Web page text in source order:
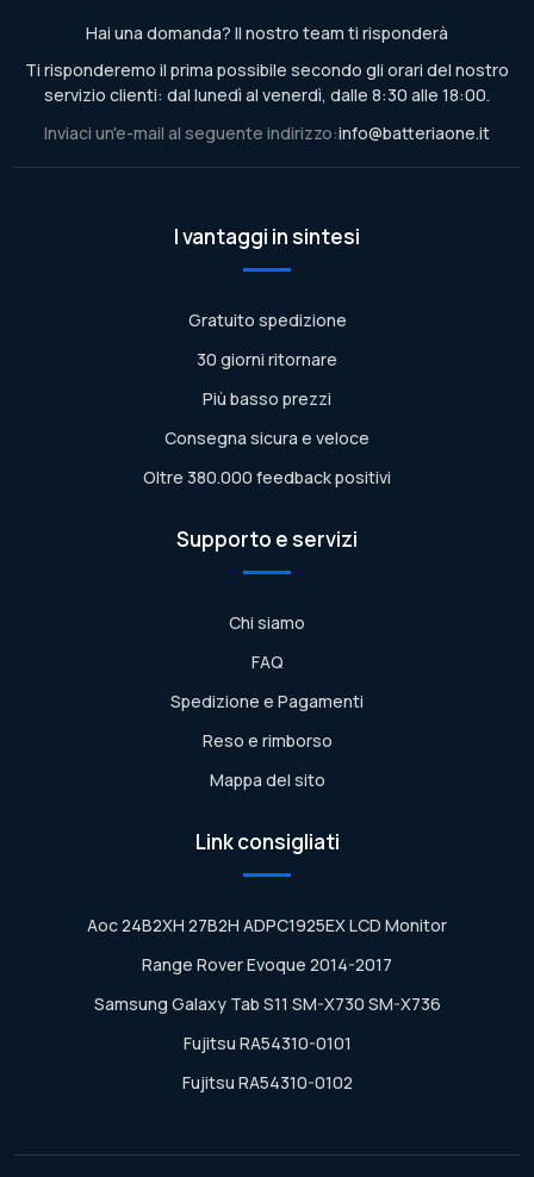
Hai una domanda? Il nostro team ti risponderà
Ti risponderemo il prima possibile secondo gli orari del nostro
servizio clienti: dal lunedì al venerdì, dalle 8:30 alle 18:00.
Inviaci un'e-mail al seguente indirizzo:info@batteriaone.it
I vantaggi in sintesi
Gratuito spedizione
30 giorni ritornare
Più basso prezzi
Consegna sicura e veloce
Oltre 380.000 feedback positivi
Supporto e servizi
Chi siamo
FAQ
Spedizione e Pagamenti
Reso e rimborso
Mappa del sito
Link consigliati
Aoc 24B2XH 27B2H ADPC1925EX LCD Monitor
Range Rover Evoque 2014-2017
Samsung Galaxy Tab S11 SM-X730 SM-X736
Fujitsu RA54310-0101
Fujitsu RA54310-0102